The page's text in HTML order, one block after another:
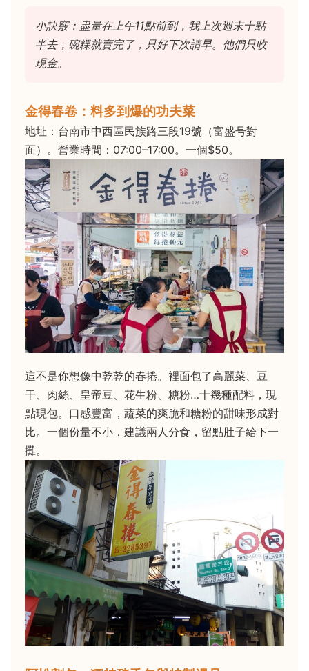
小訣竅：盡量在上午11點前到，我上次週末十點
半去，碗粿就賣完了，只好下次請早。他們只收
現金。
金得春卷：料多到爆的功夫菜
地址：台南市中西區民族路三段19號（富盛号對
面）。營業時間：07:00–17:00。一個$50。
這不是你想像中乾乾的春捲。裡面包了高麗菜、豆
干、肉絲、皇帝豆、花生粉、糖粉…十幾種配料，現
點現包。口感豐富，蔬菜的爽脆和糖粉的甜味形成對
比。一個份量不小，建議兩人分食，留點肚子給下一
攤。